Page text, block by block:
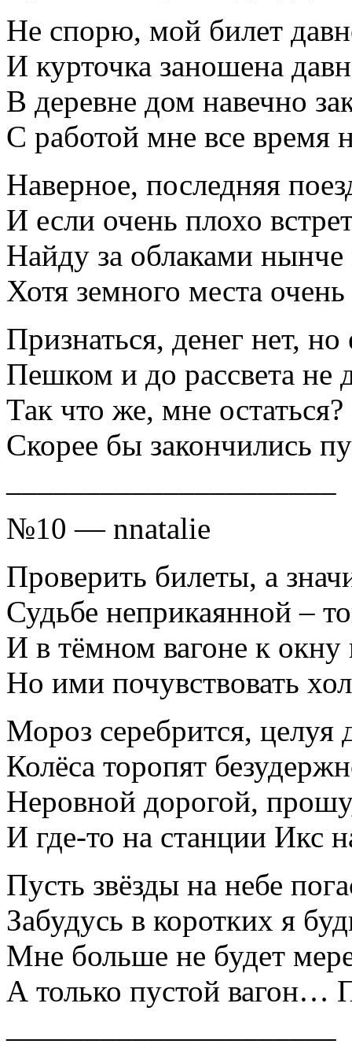
Не спорю, мой билет
И курточка заношена
В деревне дом навечно
С работой мне все время
Наверное, последняя
И если очень плохо
Найду за облаками нынче
Хотя земного места
Признаться, денег нет, но
Пешком и до рассвета не
Так что же, мне
Скорее бы закончились
№10 — nnatalie
Проверить билеты, а
Судьбе неприкаянной –
И в тёмном вагоне к окну
Но ими почувствовать
Мороз серебрится, целуя
Колёса торопят
Неровной дорогой,
И где-то на станции Икс
Пусть звёзды на небе
Забудусь в коротких я
Мне больше не будет
А только пустой вагон…